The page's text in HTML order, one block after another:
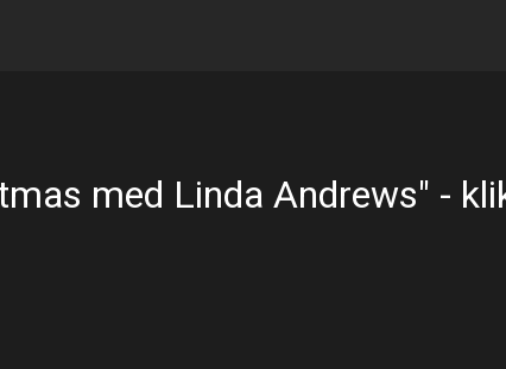
med Linda Andrews" -